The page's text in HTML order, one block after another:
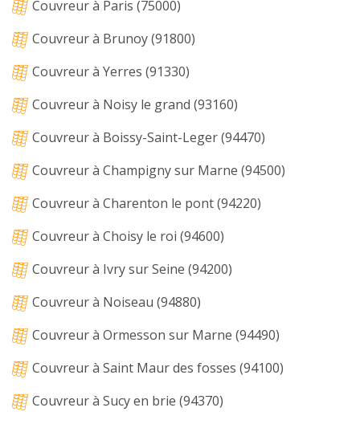
Couvreur à Paris (75000)
Couvreur à Brunoy (91800)
Couvreur à Yerres (91330)
Couvreur à Noisy le grand (93160)
Couvreur à Boissy-Saint-Leger (94470)
Couvreur à Champigny sur Marne (94500)
Couvreur à Charenton le pont (94220)
Couvreur à Choisy le roi (94600)
Couvreur à Ivry sur Seine (94200)
Couvreur à Noiseau (94880)
Couvreur à Ormesson sur Marne (94490)
Couvreur à Saint Maur des fosses (94100)
Couvreur à Sucy en brie (94370)